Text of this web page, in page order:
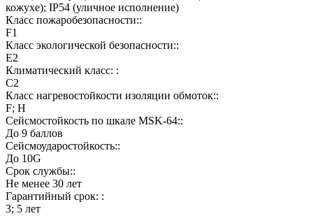
кожухе); IP54 (уличное исполнение)
Класс пожаробезопасности::
F1
Класс экологической безопасности::
E2
Климатический класс: :
C2
Класс нагревостойкости изоляции обмоток::
F; H
Сейсмостойкость по шкале MSK-64::
До 9 баллов
Сейсмоударостойкость::
До 10G
Срок службы::
Не менее 30 лет
Гарантийный срок: :
3; 5 лет